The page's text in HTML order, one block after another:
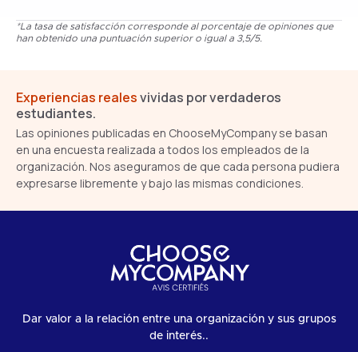
*La tasa de satisfacción corresponde al porcentaje de opiniones que
han obtenido una puntuación superior o igual a 3,5/5.
Experiencias realesvividas por verdaderos
estudiantes.
Las opiniones publicadas en ChooseMyCompany se basan
en una encuesta realizada a todos los empleados de la
organización. Nos aseguramos de que cada persona pudiera
expresarse libremente y bajo las mismas condiciones.
Dar valor a la relación entre una organización y sus grupos
de interés..